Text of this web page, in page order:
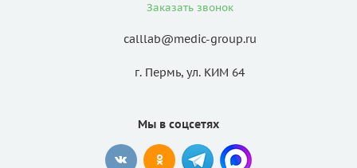
Заказать звонок
calllab@medic-group.ru
г. Пермь, ул. КИМ 64
Мы в соцсетях